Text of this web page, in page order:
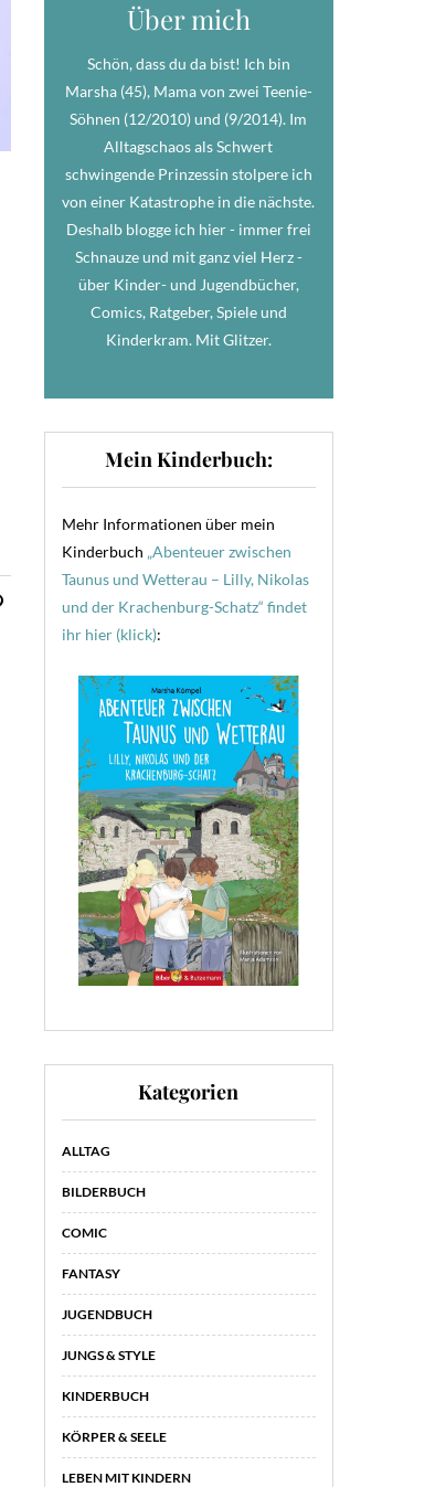
Über mich
Schön, dass du da bist! Ich bin
Marsha (45), Mama von zwei Teenie-
Söhnen (12/2010) und (9/2014). Im
Alltagschaos als Schwert
schwingende Prinzessin stolpere ich
von einer Katastrophe in die nächste.
Deshalb blogge ich hier - immer frei
Schnauze und mit ganz viel Herz -
über Kinder- und Jugendbücher,
Comics, Ratgeber, Spiele und
Kinderkram. Mit Glitzer.
Mein Kinderbuch:
Mehr Informationen über mein
Kinderbuch „Abenteuer zwischen
Taunus und Wetterau – Lilly, Nikolas
und der Krachenburg-Schatz“ findet
ihr hier (klick):
Kategorien
ALLTAG
BILDERBUCH
COMIC
FANTASY
JUGENDBUCH
JUNGS & STYLE
KINDERBUCH
KÖRPER & SEELE
LEBEN MIT KINDERN